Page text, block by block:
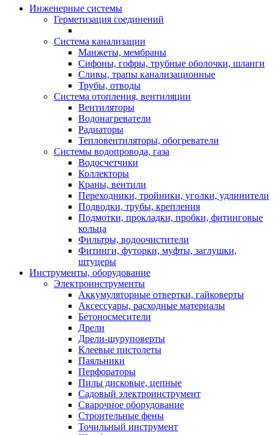
Инженерные системы
Герметизация соединений
Система канализации
Манжеты, мембраны
Сифоны, гофры, трубные оболочки, шланги
Сливы, трапы канализационные
Трубы, отводы
Система отопления, вентиляции
Вентиляторы
Водонагреватели
Радиаторы
Тепловентиляторы, обогреватели
Системы водопровода, газа
Водосчетчики
Коллекторы
Краны, вентили
Переходники, тройники, уголки, удлинители
Подводки, трубы, крепления
Подмотки, прокладки, пробки, фитинговые
кольца
Фильтры, водоочистители
Фитинги, футорки, муфты, заглушки,
штуцеры
Инструменты, оборудование
Электроинструменты
Аккумуляторные отвертки, гайковерты
Аксессуары, расходные материалы
Бетоносмесители
Дрели
Дрели-шуруповерты
Клеевые пистолеты
Паяльники
Перфораторы
Пилы дисковые, цепные
Садовый электроинструмент
Сварочное оборудование
Строительные фены
Точильный инструмент